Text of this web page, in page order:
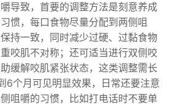
导致，首要的调整方法是刻意养成
惯，每口食物尽量分配到两侧咀
持一致，同时减少过硬、过黏食物
咬肌不对称；还可适当进行双侧咬
缓解咬肌紧张状态，这类调整需长
6个月可见明显效果，日常还要注意
咀嚼的习惯，比如打电话时不要单